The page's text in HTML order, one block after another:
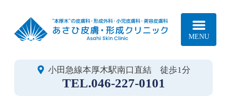
小田急線本厚木駅南口直結 徒歩1分
046-227-0101